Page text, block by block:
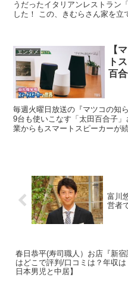
うだったイタリアンレストラン
した！ この、きむらさん家を立て直すために年商300億円超えの銀だ
エンタメ
【
ト
百
毎週火曜日放送の『マツコの知
9台も使いこなす「太田百合子」さんが
業からもスマートスピーカーが
富川
営者
春日恭平(寿司職人）お店『新宿
はどこで評判/口コミは？年収は
日本男児と中居】